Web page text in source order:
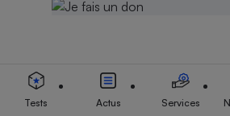
Lire aussi
Tests Actus Services